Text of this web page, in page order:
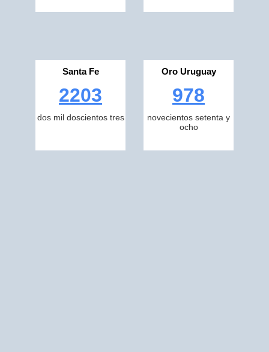
Santa Fe
2203
dos mil doscientos tres
Oro Uruguay
978
novecientos setenta y
ocho